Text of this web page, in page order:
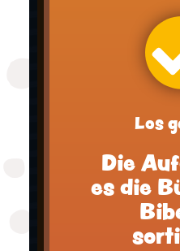
Kolosser
Hohelied
Obadja
Psalmen
2. Petrus
Joel
Los
Die
es die